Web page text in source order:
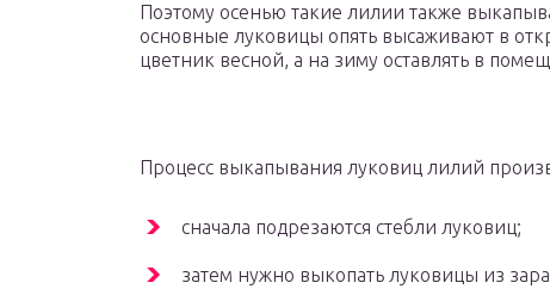
Поэтому осенью такие лилии также
основные луковицы опять высаживают в
цветник весной, а на зиму оставлять в
Процесс выкапывания луковиц лилий
сначала подрезаются стебли луковиц;
затем нужно выкопать луковицы из